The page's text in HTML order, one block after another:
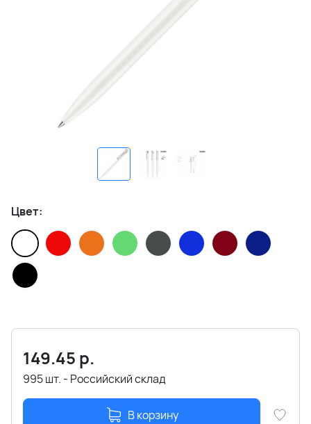
Цвет:
149.45 р.
995 шт. - Российский склад
В корзину